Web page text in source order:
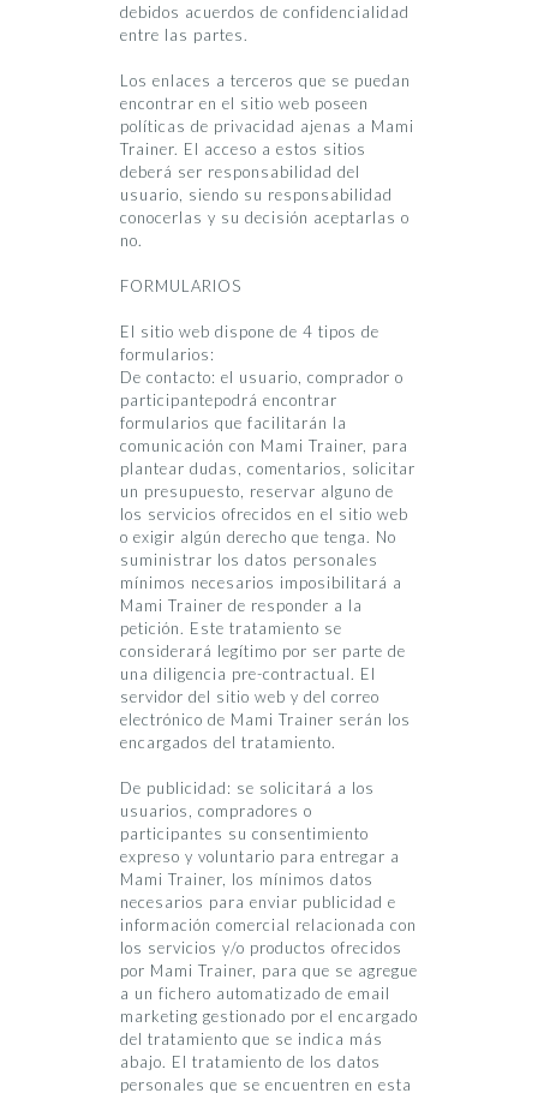
debidos acuerdos de confidencialidad
entre las partes.
Los enlaces a terceros que se puedan
encontrar en el sitio web poseen
políticas de privacidad ajenas a Mami
Trainer. El acceso a estos sitios
deberá ser responsabilidad del
usuario, siendo su responsabilidad
conocerlas y su decisión aceptarlas o
no.
FORMULARIOS
El sitio web dispone de 4 tipos de
formularios:
De contacto: el usuario, comprador o
participantepodrá encontrar
formularios que facilitarán la
comunicación con Mami Trainer, para
plantear dudas, comentarios, solicitar
un presupuesto, reservar alguno de
los servicios ofrecidos en el sitio web
o exigir algún derecho que tenga. No
suministrar los datos personales
mínimos necesarios imposibilitará a
Mami Trainer de responder a la
petición. Este tratamiento se
considerará legítimo por ser parte de
una diligencia pre-contractual. El
servidor del sitio web y del correo
electrónico de Mami Trainer serán los
encargados del tratamiento.
De publicidad: se solicitará a los
usuarios, compradores o
participantes su consentimiento
expreso y voluntario para entregar a
Mami Trainer, los mínimos datos
necesarios para enviar publicidad e
información comercial relacionada con
los servicios y/o productos ofrecidos
por Mami Trainer, para que se agregue
a un fichero automatizado de email
marketing gestionado por el encargado
del tratamiento que se indica más
abajo. El tratamiento de los datos
personales que se encuentren en esta